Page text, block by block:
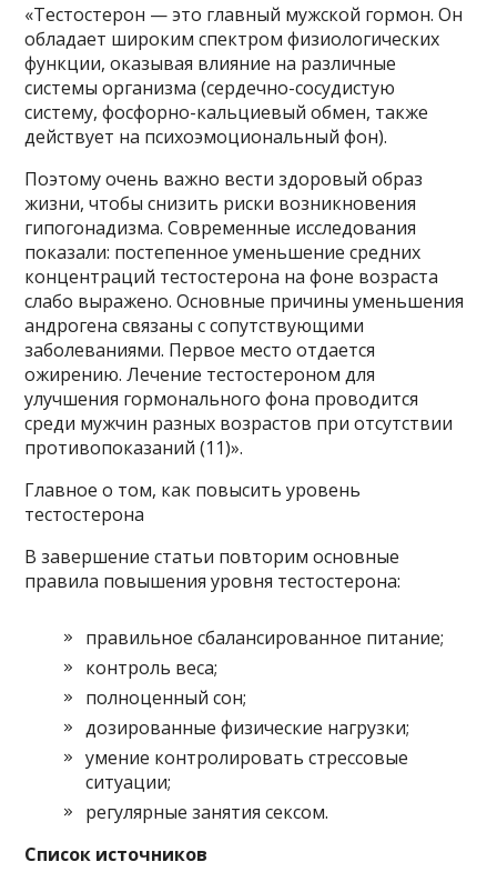
«Тестостерон — это главный мужской гормон. Он
обладает широким спектром физиологических
функции, оказывая влияние на различные
системы организма (сердечно-сосудистую
систему, фосфорно-кальциевый обмен, также
действует на психоэмоциональный фон).
Поэтому очень важно вести здоровый образ
жизни, чтобы снизить риски возникновения
гипогонадизма. Современные исследования
показали: постепенное уменьшение средних
концентраций тестостерона на фоне возраста
слабо выражено. Основные причины уменьшения
андрогена связаны с сопутствующими
заболеваниями. Первое место отдается
ожирению. Лечение тестостероном для
улучшения гормонального фона проводится
среди мужчин разных возрастов при отсутствии
противопоказаний (11)».
Главное о том, как повысить уровень
тестостерона
В завершение статьи повторим основные
правила повышения уровня тестостерона:
правильное сбалансированное питание;
контроль веса;
полноценный сон;
дозированные физические нагрузки;
умение контролировать стрессовые
ситуации;
регулярные занятия сексом.
Список источников